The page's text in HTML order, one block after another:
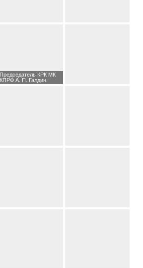
Председатель КРК МК
КПРФ А. П. Галдин.